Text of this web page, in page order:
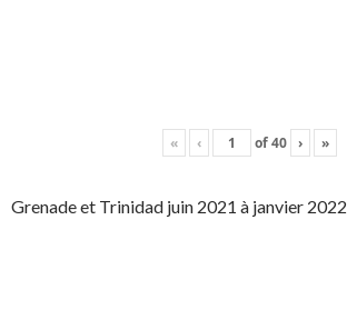
« ‹ of40 › »
Grenade et Trinidad juin 2021 à janvier 2022